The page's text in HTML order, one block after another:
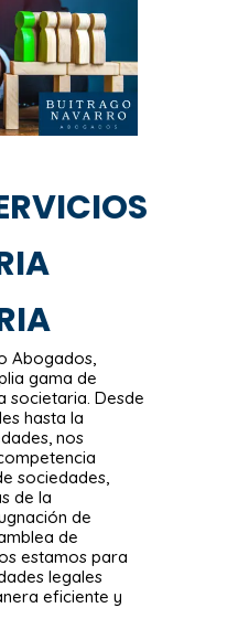
Abogados,
gama de
societaria. Desde
hasta la
nos
sociedades,
de la
de
de
estamos para
legales
eficiente y